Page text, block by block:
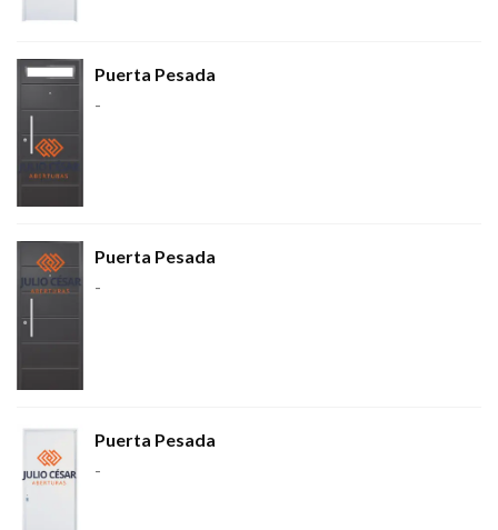
Puerta Pesada
-
Puerta Pesada
-
Puerta Pesada
-